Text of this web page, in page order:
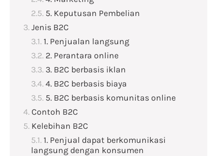
5. Keputusan Pembelian
Jenis B2C
1. Penjualan langsung
2. Perantara online
3. B2C berbasis iklan
4. B2C berbasis biaya
5. B2C berbasis komunitas online
Contoh B2C
Kelebihan B2C
1. Penjual dapat berkomunikasi
langsung dengan konsumen